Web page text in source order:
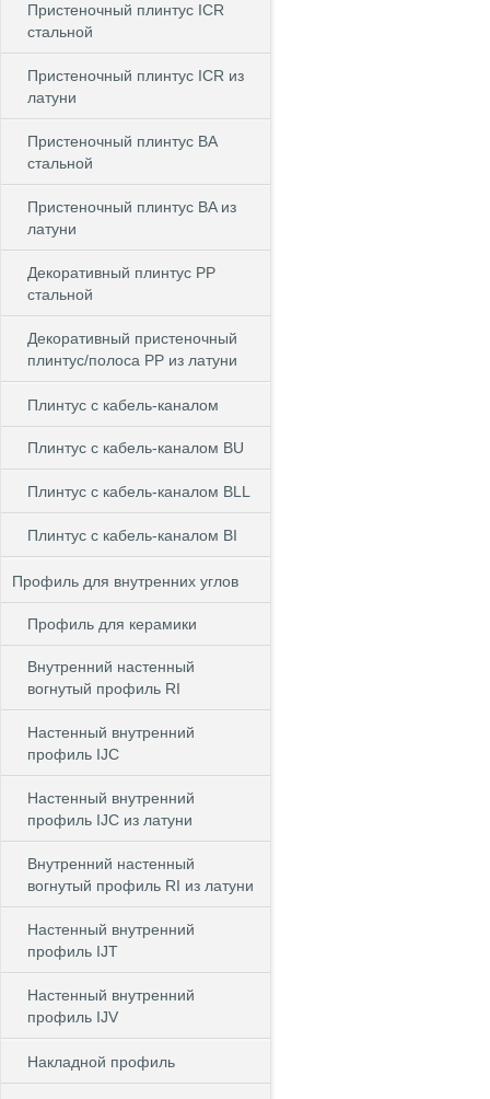
Пристеночный плинтус ICR
стальной
Пристеночный плинтус ICR из
латуни
Пристеночный плинтус BA
стальной
Пристеночный плинтус BA из
латуни
Декоративный плинтус PP
стальной
Декоративный пристеночный
плинтус/полоса PP из латуни
Плинтус с кабель-каналом
Плинтус с кабель-каналом BU
Плинтус с кабель-каналом BLL
Плинтус с кабель-каналом BI
Профиль для внутренних углов
Профиль для керамики
Внутренний настенный
вогнутый профиль RI
Настенный внутренний
профиль IJC
Настенный внутренний
профиль IJC из латуни
Внутренний настенный
вогнутый профиль RI из латуни
Настенный внутренний
профиль IJT
Настенный внутренний
профиль IJV
Накладной профиль